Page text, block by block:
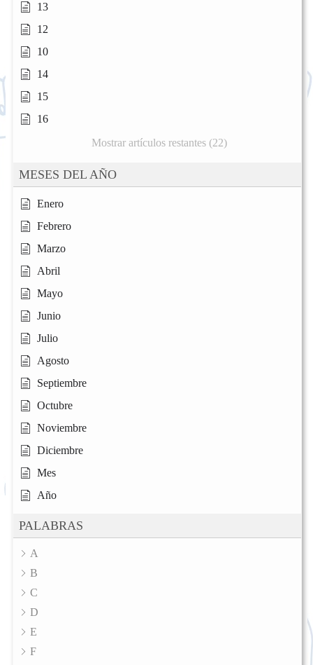
13
12
10
14
15
16
Mostrar artículos restantes (22)
MESES DEL AÑO
Enero
Febrero
Marzo
Abril
Mayo
Junio
Julio
Agosto
Septiembre
Octubre
Noviembre
Diciembre
Mes
Año
PALABRAS
A
B
C
D
E
F